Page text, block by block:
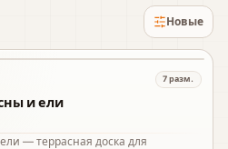
Новые
7разм.
и ели
— террасная доска для